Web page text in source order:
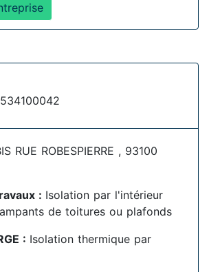
RUE ROBESPIERRE , 93100
: Isolation par l'intérieur
de toitures ou plafonds
: Isolation thermique par